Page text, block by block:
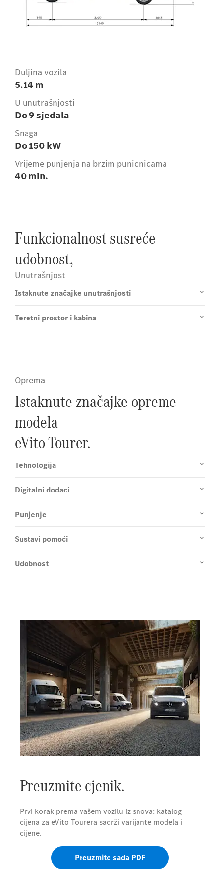
Duljina vozila
5.14 m
U unutrašnjosti
Do 9 sjedala
Snaga
Do 150 kW
Vrijeme punjenja na brzim punionicama
40 min.
Funkcionalnost susreće
udobnost,
Unutrašnjost
Istaknute značajke unutrašnjosti
Teretni prostor i kabina
Oprema
Istaknute značajke opreme
modela
eVito Tourer.
Tehnologija
Digitalni dodaci
Punjenje
Sustavi pomoći
Udobnost
Preuzmite cjenik.
Prvi korak prema vašem vozilu iz snova: katalog
cijena za eVito Tourera sadrži varijante modela i
cijene.
Preuzmite sada PDF